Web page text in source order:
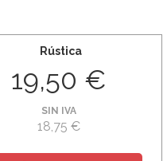
Rústica
19,50 €
SIN IVA
18,75 €